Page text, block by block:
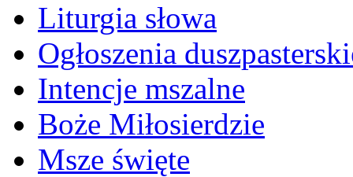
Liturgia słowa
Ogłoszenia
Intencje mszalne
Boże Miłosierdzie
Msze święte